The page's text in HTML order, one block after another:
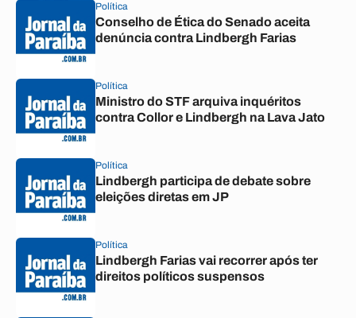
Política
Conselho de Ética do Senado aceita
denúncia contra Lindbergh Farias
Política
Ministro do STF arquiva inquéritos
contra Collor e Lindbergh na Lava Jato
Política
Lindbergh participa de debate sobre
eleições diretas em JP
Política
Lindbergh Farias vai recorrer após ter
direitos políticos suspensos